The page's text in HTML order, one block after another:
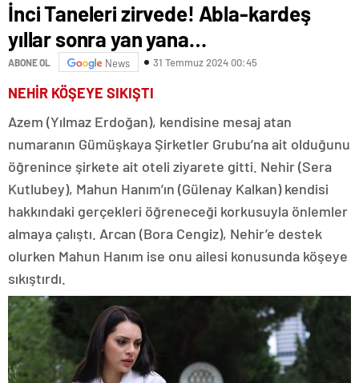
İnci Taneleri zirvede! Abla-kardeş
yıllar sonra yan yana…
ABONE OL News 31 Temmuz 2024 00:45
NEHİR KÖŞEYE SIKIŞTI
Azem (Yılmaz Erdoğan), kendisine mesaj atan
numaranın Gümüşkaya Şirketler Grubu’na ait olduğunu
öğrenince şirkete ait oteli ziyarete gitti. Nehir (Sera
Kutlubey), Mahun Hanım’ın (Gülenay Kalkan) kendisi
hakkındaki gerçekleri öğreneceği korkusuyla önlemler
almaya çalıştı. Arcan (Bora Cengiz), Nehir’e destek
olurken Mahun Hanım ise onu ailesi konusunda köşeye
sıkıştırdı.